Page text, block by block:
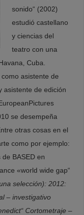
sonido“ (2002)
estudió castellano
y ciencias del
teatro con una
Cuba.
asistente de
asistente de edición
se desempeña
otras cosas en el
como por ejemplo:
BASED en
«world wide gap“
selección): 2012:
– investigativo
Cortometraje –